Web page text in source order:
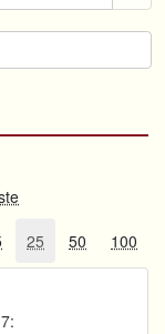
25 50 100